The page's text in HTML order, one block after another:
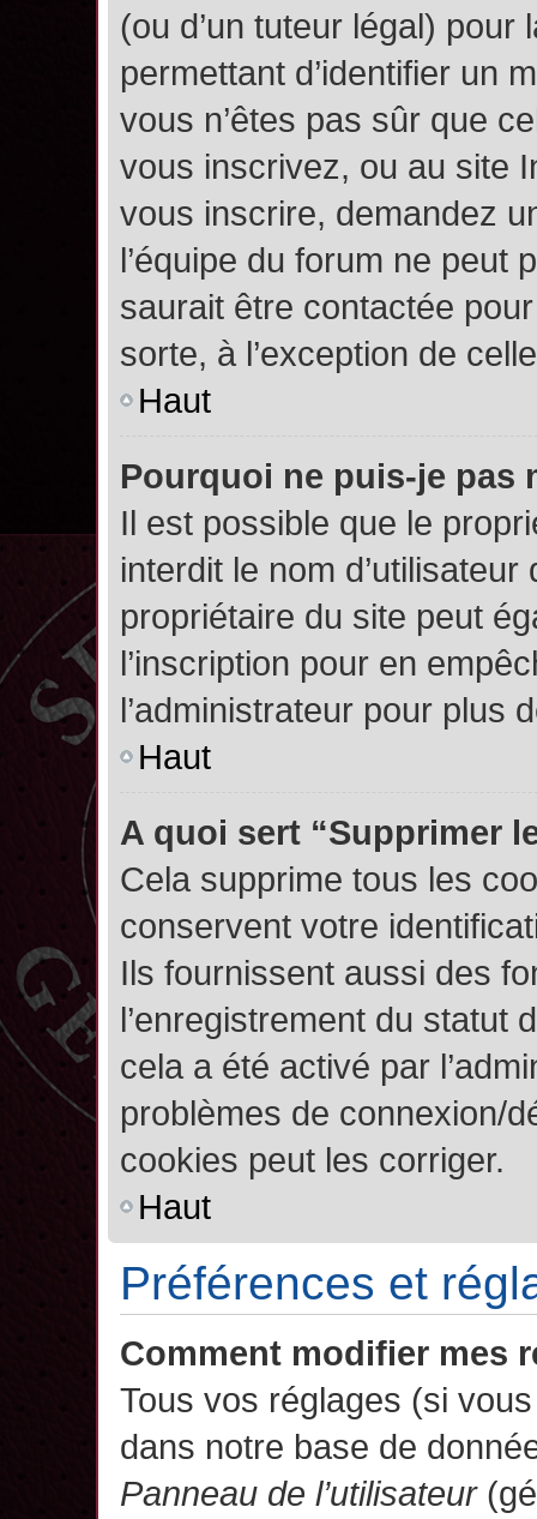
(ou d’un tuteur légal)
permettant d’identifier un
vous n’êtes pas sûr que
vous inscrivez, ou au site
vous inscrire, demandez
l’équipe du forum ne peut
saurait être contactée
sorte, à l’exception de
Haut
Pourquoi ne puis-je pas
Il est possible que le
interdit le nom
propriétaire du site peut
l’inscription pour en
l’administrateur pour plus
Haut
A quoi sert “Supprimer
Cela supprime tous les
conservent votre
Ils fournissent aussi des
l’enregistrement du statut
cela a été activé par
problèmes de connexion/
cookies peut les corriger.
Haut
Préférences et
Comment modifier mes
Tous vos réglages (si
dans notre base de
Panneau de l’utilisateur